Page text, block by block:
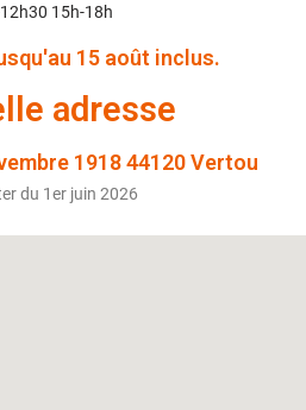
15h-18h
15 août inclus.
adresse
1918 44120 Vertou
du 1er juin 2026